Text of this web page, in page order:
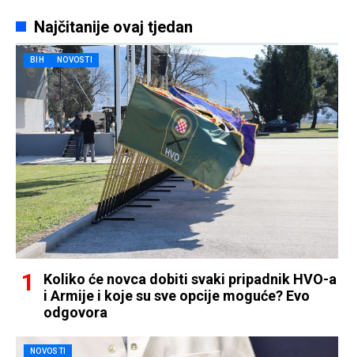
Najčitanije ovaj tjedan
BIH NOVOSTI
Koliko će novca dobiti svaki pripadnik HVO-a
i Armije i koje su sve opcije moguće? Evo
odgovora
NOVOSTI